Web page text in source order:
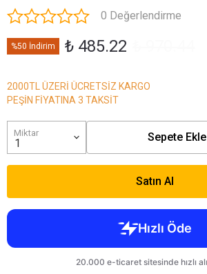
0 Değerlendirme
%50 İndirim ₺ 485.22
2000TL ÜZERİ ÜCRETSİZ KARGO
PEŞİN FİYATINA 3 TAKSİT
Miktar Sepete Ekle
Satın Al